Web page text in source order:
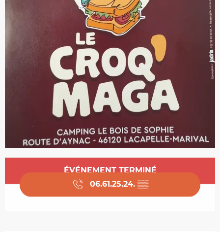
Ouverture et coordonnées
ÉVÉNEMENT TERMINÉ
06.61.25.24. ▒▒